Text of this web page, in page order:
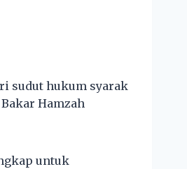
sudut hukum syarak
Hamzah
untuk